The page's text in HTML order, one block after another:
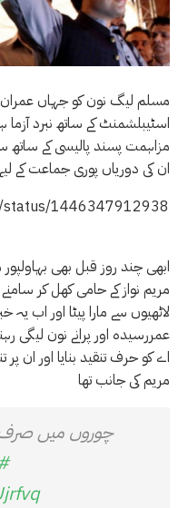
مسلم لیگ نون کو جہاں عمران
اسٹیبلشمنٹ کے ساتھ نبرد آزما
مزاہمت پسند پالیسی کے ساتھ
ان کی دوریاں پوری جماعت کے
1446347912938
ابھی چند روز قبل بھی
مریم نواز کے حامی کھل کر سامنے
لاٹھیوں سے مارا پیٹا اور اب یہ
اے کو حرف تنقید بنایا اور ان پر
مریم کی جانب تھا
چوروں میں صرف